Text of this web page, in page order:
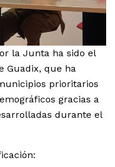
la Junta ha sido el
Guadix, que ha
prioritarios
gracias a
durante el